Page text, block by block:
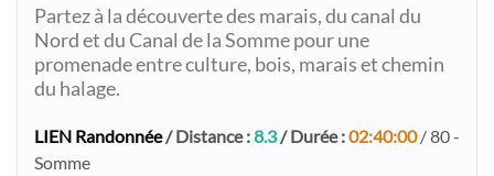
Partez à la découverte des marais, du canal du
Nord et du Canal de la Somme pour une
promenade entre culture, bois, marais et chemin
du halage.
LIEN Randonnée/ Distance :8.3/ Durée :02:40:00/ 80 -
Somme